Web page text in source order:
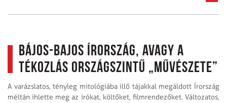
Bájos-bajos Írország, avagy a
tékozlás országszintű „művészete”
A varázslatos, tényleg mitológiába illő tájakkal megáldott Írország
méltán ihlette meg az írókat, költőket, filmrendezőket. Változatos,